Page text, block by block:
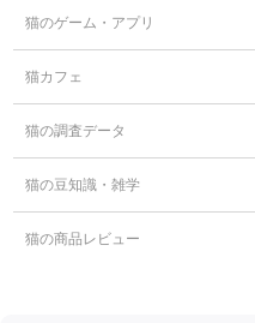
猫のゲーム・アプリ
猫カフェ
猫の調査データ
猫の豆知識・雑学
猫の商品レビュー